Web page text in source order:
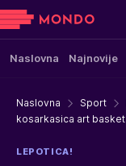
Naslovna Najnovije
Naslovna Sport
kosarkasica art basket
LEPOTICA!